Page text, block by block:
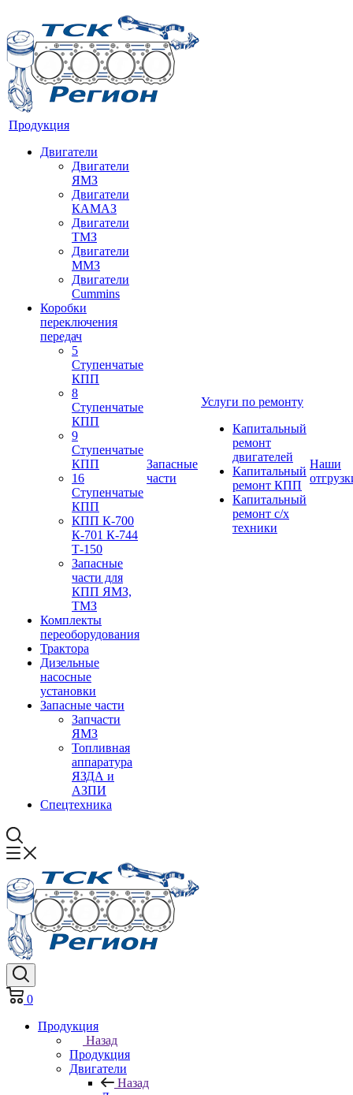
Продукция
Двигатели
Двигатели
ЯМЗ
Двигатели
КАМАЗ
Двигатели
ТМЗ
Двигатели
ММЗ
Двигатели
Cummins
Коробки
переключения
передач
5
Ступенчатые
КПП
8
Ступенчатые
КПП
9
Ступенчатые
КПП
16
Ступенчатые
КПП
КПП К-700
К-701 К-744
Т-150
Запасные
части для
КПП ЯМЗ,
ТМЗ
Комплекты
переоборудования
Трактора
Дизельные
насосные
установки
Запасные части
Запчасти
ЯМЗ
Топливная
аппаратура
ЯЗДА и
АЗПИ
Спецтехника
Запасные
части
Услуги по ремонту
Капитальный
ремонт
двигателей
Капитальный
ремонт КПП
Капитальный
ремонт с/х
техники
Наши
0
Продукция
Назад
Продукция
Двигатели
Назад